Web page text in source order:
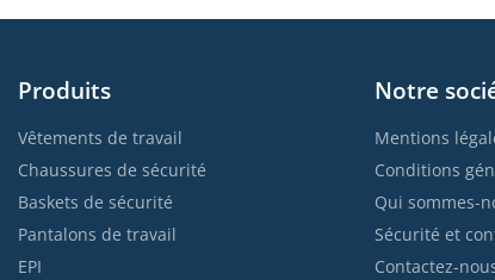
Produits
Vêtements de travail
Chaussures de sécurité
Baskets de sécurité
Pantalons de travail
EPI
Notre
Mentions
Conditions
Qui sommes-
Sécurité et
Contactez-